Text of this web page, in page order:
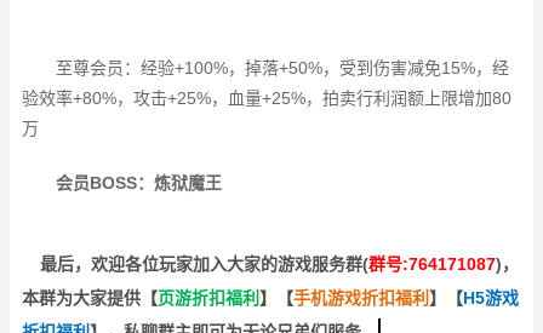
至尊会员：经验+100%，掉落+50%，受到伤害减免15%，经
验效率+80%，攻击+25%，血量+25%，拍卖行利润额上限增加80
万
会员BOSS：炼狱魔王
最后，欢迎各位玩家加入大家的游戏服务群(群号:764171087)，
本群为大家提供【页游折扣福利 】 【手机游戏折扣福利 】 【H5游戏